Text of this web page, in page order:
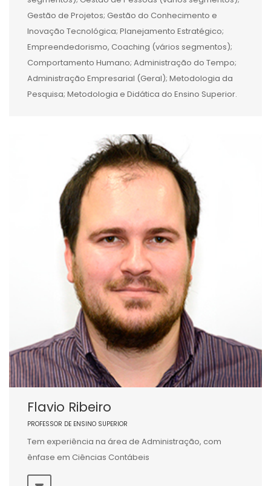
Gestão de Projetos; Gestão do Conhecimento e
Inovação Tecnológica; Planejamento Estratégico;
Empreendedorismo, Coaching (vários segmentos);
Comportamento Humano; Administração do Tempo;
Administração Empresarial (Geral); Metodologia da
Pesquisa; Metodologia e Didática do Ensino Superior.
Flavio Ribeiro
PROFESSOR DE ENSINO SUPERIOR
Tem experiência na área de Administração, com
ênfase em Ciências Contábeis